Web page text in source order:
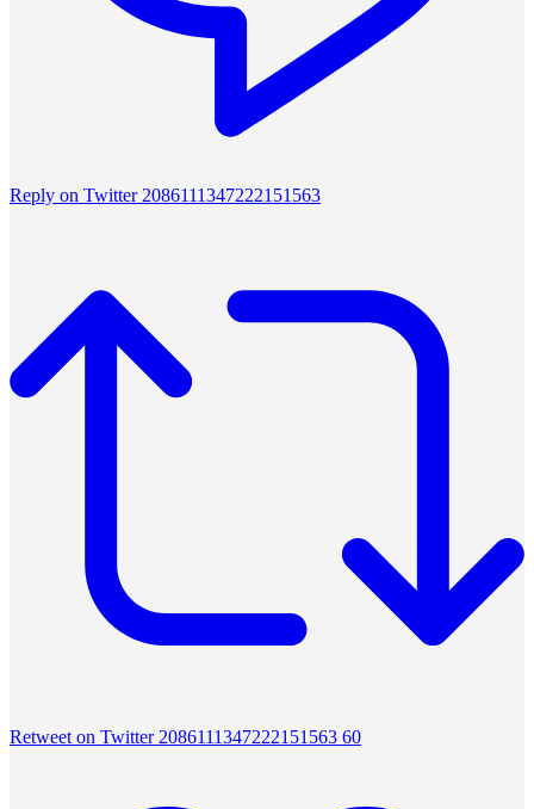
Reply on Twitter 2086111347222151563
Retweet on Twitter 2086111347222151563 60